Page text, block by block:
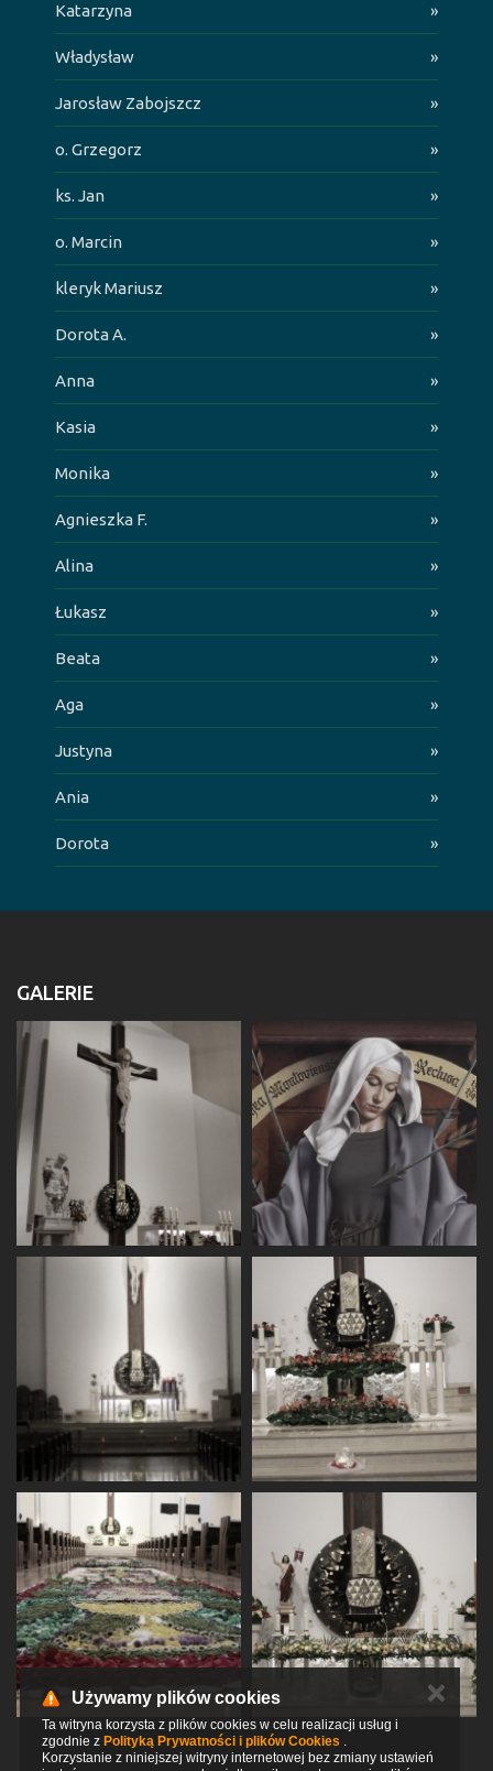
Katarzyna »
Władysław »
Jarosław Zabojszcz »
o. Grzegorz »
ks. Jan »
o. Marcin »
kleryk Mariusz »
Dorota A. »
Anna »
Kasia »
Monika »
Agnieszka F. »
Alina »
Łukasz »
Beata »
Aga »
Justyna »
Ania »
Dorota »
GALERIE
Używamy plików cookies
Ta witryna korzysta z plików cookies w celu realizacji usług i
zgodnie z Polityką Prywatności i plików Cookies .
Korzystanie z niniejszej witryny internetowej bez zmiany ustawień
✕